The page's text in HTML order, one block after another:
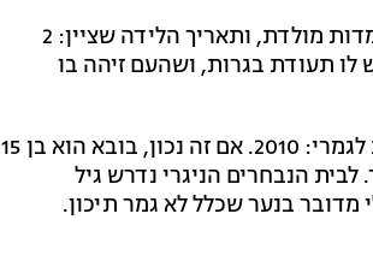
בובא, שנראה כבן שמונה לכל היותר, הסביר את מראהו הילדותי בגמדות מולדת, ותאריך הלידה שציין: 2
אמר שעבד כנהג, שיש לו תעודת בגרות, ושהעם זיהה בו
הסיפור התפוצץ כשמסמכים שהודלפו ברשת העלו שנת לידה אחרת לגמרי: 2010. אם זה נכון, בובא הוא בן 15
לבית הנבחרים הניגרי נדרש גיל